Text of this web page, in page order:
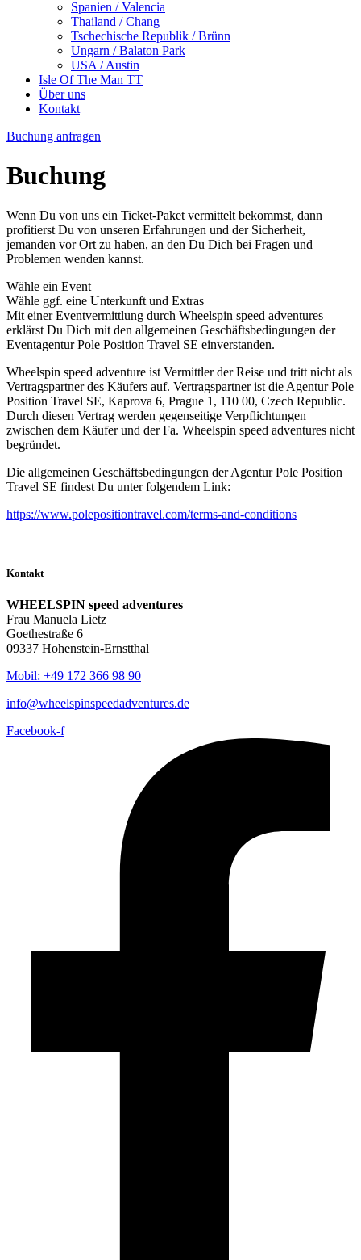
Spanien / Valencia
Thailand / Chang
Tschechische Republik / Brünn
Ungarn / Balaton Park
USA / Austin
Isle Of The Man TT
Über uns
Kontakt
Buchung anfragen
Buchung
Wenn Du von uns ein Ticket-Paket vermittelt bekommst, dann
profitierst Du von unseren Erfahrungen und der Sicherheit,
jemanden vor Ort zu haben, an den Du Dich bei Fragen und
Problemen wenden kannst.
Wähle ein Event
Wähle ggf. eine Unterkunft und Extras
Mit einer Eventvermittlung durch Wheelspin speed adventures
erklärst Du Dich mit den allgemeinen Geschäftsbedingungen der
Eventagentur Pole Position Travel SE einverstanden.
Wheelspin speed adventure ist Vermittler der Reise und tritt nicht als
Vertragspartner des Käufers auf. Vertragspartner ist die Agentur Pole
Position Travel SE, Kaprova 6, Prague 1, 110 00, Czech Republic.
Durch diesen Vertrag werden gegenseitige Verpflichtungen
zwischen dem Käufer und der Fa. Wheelspin speed adventures nicht
begründet.
Die allgemeinen Geschäftsbedingungen der Agentur Pole Position
Travel SE findest Du unter folgendem Link:
https://www.polepositiontravel.com/terms-and-conditions
Kontakt
WHEELSPIN speed adventures
Frau Manuela Lietz
Goethestraße 6
09337 Hohenstein-Ernstthal
Mobil: +49 172 366 98 90
info@wheelspinspeedadventures.de
Facebook-f